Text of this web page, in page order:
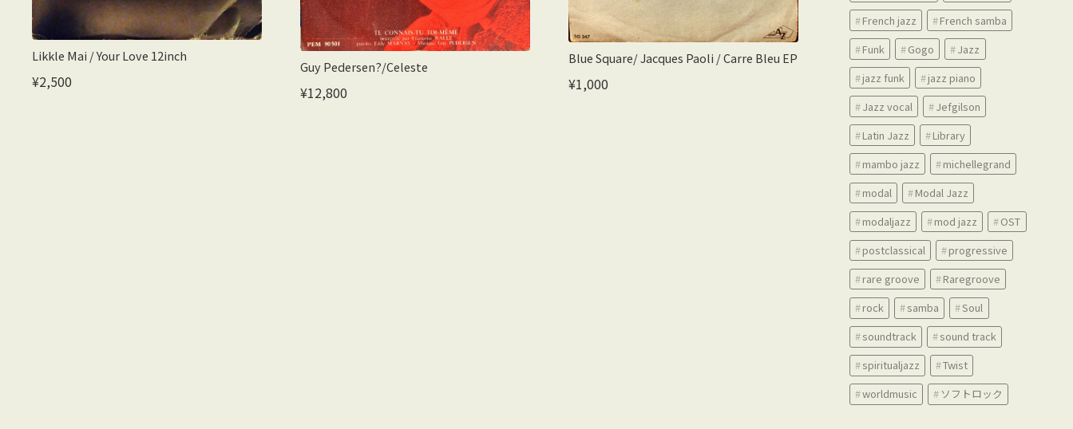
Likkle Mai ‎/ Your Love 12inch
¥2,500
Guy Pedersen?/Celeste
¥12,800
Blue Square/ Jacques Paoli / Carre Bleu EP
¥1,000
French jazz
French samba
Funk
Gogo
Jazz
jazz funk
jazz piano
Jazz vocal
Jefgilson
Latin Jazz
Library
mambo jazz
michellegrand
modal
Modal Jazz
modaljazz
mod jazz
OST
postclassical
progressive
rare groove
Raregroove
rock
samba
Soul
soundtrack
sound track
spiritualjazz
Twist
worldmusic
ソフトロック